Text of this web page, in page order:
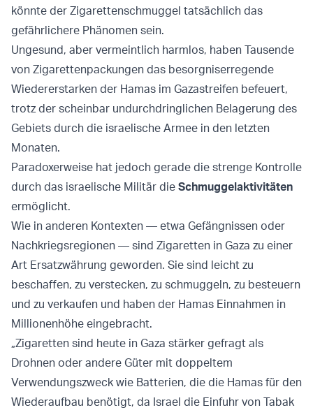
könnte der Zigarettenschmuggel tatsächlich das
gefährlichere Phänomen sein.
Ungesund, aber vermeintlich harmlos, haben Tausende
von Zigarettenpackungen das besorgniserregende
Wiedererstarken der Hamas im Gazastreifen befeuert,
trotz der scheinbar undurchdringlichen Belagerung des
Gebiets durch die israelische Armee in den letzten
Monaten.
Paradoxerweise hat jedoch gerade die strenge Kontrolle
durch das israelische Militär die Schmuggelaktivitäten
ermöglicht.
Wie in anderen Kontexten — etwa Gefängnissen oder
Nachkriegsregionen — sind Zigaretten in Gaza zu einer
Art Ersatzwährung geworden. Sie sind leicht zu
beschaffen, zu verstecken, zu schmuggeln, zu besteuern
und zu verkaufen und haben der Hamas Einnahmen in
Millionenhöhe eingebracht.
„Zigaretten sind heute in Gaza stärker gefragt als
Drohnen oder andere Güter mit doppeltem
Verwendungszweck wie Batterien, die die Hamas für den
Wiederaufbau benötigt, da Israel die Einfuhr von Tabak